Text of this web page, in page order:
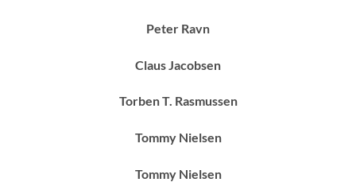
Peter Ravn
Claus Jacobsen
Torben T. Rasmussen
Tommy Nielsen
Tommy Nielsen